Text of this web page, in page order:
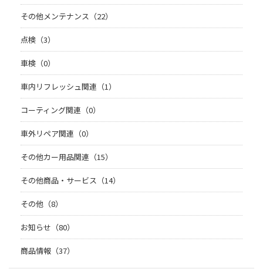
その他メンテナンス（22）
点検（3）
車検（0）
車内リフレッシュ関連（1）
コーティング関連（0）
車外リペア関連（0）
その他カー用品関連（15）
その他商品・サービス（14）
その他（8）
お知らせ（80）
商品情報（37）